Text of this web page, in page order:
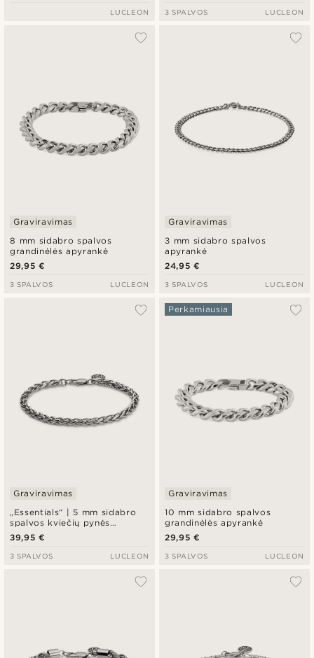
LUCLEON 3 SPALVOS LUCLEON
8 mm sidabro spalvos
grandinėlės apyrankė
Graviravimas
29,95 €
3 SPALVOS LUCLEON
3 mm sidabro spalvos
apyrankė
Graviravimas
24,95 €
3 SPALVOS LUCLEON
„Essentials“ | 5 mm sidabro
spalvos kviečių pynės
grandinėlės apyrankė
Graviravimas
39,95 €
3 SPALVOS LUCLEON
10 mm sidabro spalvos
grandinėlės apyrankė
Perkamiausia
Graviravimas
29,95 €
3 SPALVOS LUCLEON